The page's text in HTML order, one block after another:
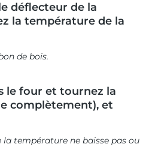
déflecteur de la
la température de la
de bois.
le four et tournez la
complètement), et
la température ne baisse pas ou